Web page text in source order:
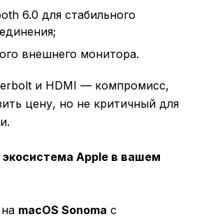
6.0 для стабильного
внешнего монитора.
и HDMI — компромисс,
цену, но не критичный для
экосистема Apple в вашем
macOS Sonoma с